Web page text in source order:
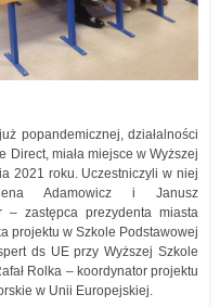
popandemicznej, działalności
miała miejsce w Wyższej
2021 roku. Uczestniczyli w niej
Adamowicz i Janusz
– zastępca prezydenta miasta
projektu w Szkole Podstawowej
ds UE przy Wyższej Szkole
Rolka – koordynator projektu
w Unii Europejskiej.